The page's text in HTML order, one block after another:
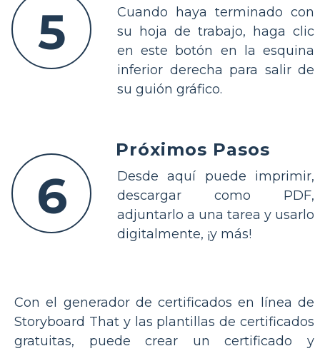
5
Cuando haya terminado con
su hoja de trabajo, haga clic
en este botón en la esquina
inferior derecha para salir de
su guión gráfico.
6
Próximos Pasos
Desde aquí puede imprimir,
descargar como PDF,
adjuntarlo a una tarea y usarlo
digitalmente, ¡y más!
Con el generador de certificados en línea de
Storyboard That y las plantillas de certificados
gratuitas, puede crear un certificado y